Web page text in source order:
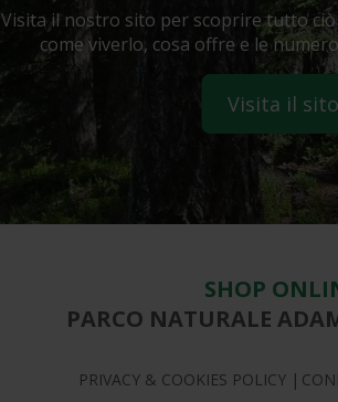
Visita il nostro sito per scoprire tutto ciò
come viverlo, cosa offre e le
Visita il sito
SHOP
PARCO NATURALE
PRIVACY & COOKIES POLICY